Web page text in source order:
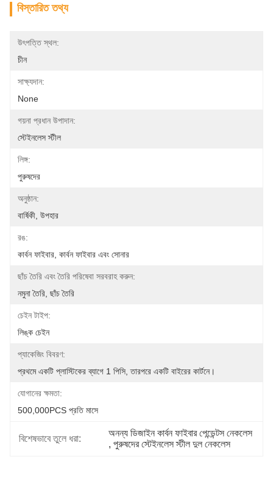
বিস্তারিত তথ্য
উৎপত্তি স্থল:
চীন
সাক্ষ্যদান:
None
গয়না প্রধান উপাদান:
স্টেইনলেস স্টীল
লিঙ্গ:
পুরুষদের
অনুষ্ঠান:
বার্ষিকী, উপহার
রঙ:
কার্বন ফাইবার, কার্বন ফাইবার এবং সোনার
ছাঁচ তৈরি এবং তৈরি পরিষেবা সরবরাহ করুন:
নমুনা তৈরি, ছাঁচ তৈরি
চেইন টাইপ:
লিঙ্ক চেইন
প্যাকেজিং বিবরণ:
প্রথমে একটি প্লাস্টিকের ব্যাগে 1 পিসি, তারপরে একটি বাইরের কার্টনে।
যোগানের ক্ষমতা:
500,000PCS প্রতি মাসে
বিশেষভাবে তুলে ধরা:
অনন্য ডিজাইন কার্বন ফাইবার পেন্ডেন্টস নেকলেস
, পুরুষদের স্টেইনলেস স্টীল দুল নেকলেস